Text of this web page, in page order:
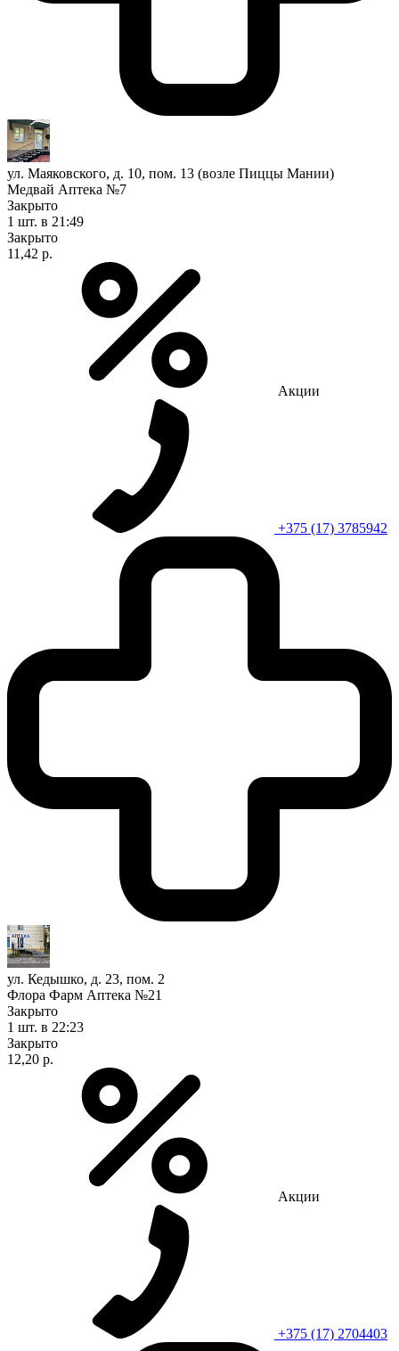
ул. Маяковского, д. 10, пом. 13 (возле Пиццы Мании)
Медвай Аптека №7
Закрыто
1 шт. в 21:49
Закрыто
11,42 р.
Акции
+375 (17) 3785942
ул. Кедышко, д. 23, пом. 2
Флора Фарм Аптека №21
Закрыто
1 шт. в 22:23
Закрыто
12,20 р.
Акции
+375 (17) 2704403